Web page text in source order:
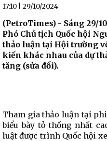
17:10 | 29/10/2024
(PetroTimes) - Sáng 29/
Phó Chủ tịch Quốc hội
thảo luận tại Hội trường
kiến khác nhau của dự
tăng (sửa đổi).
Tham gia thảo luận tại
biểu bày tỏ thống nhất
luật được trình Quốc hội